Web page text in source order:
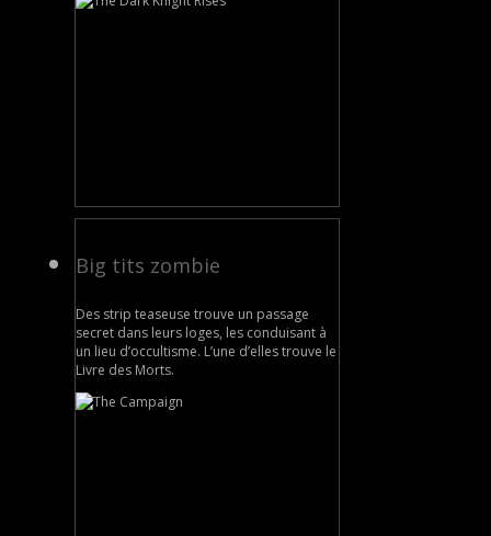
Big tits zombie
Des strip teaseuse trouve un passage
secret dans leurs loges, les conduisant à
un lieu d’occultisme. L’une d’elles trouve le
Livre des Morts.